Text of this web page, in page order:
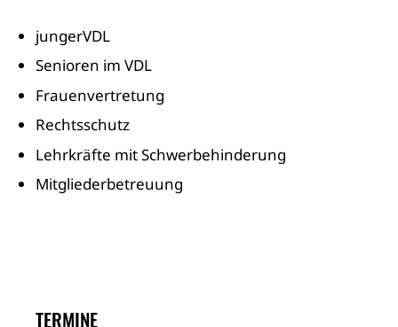
jungerVDL
Senioren im VDL
Frauenvertretung
Rechtsschutz
Lehrkräfte mit Schwerbehinderung
Mitgliederbetreuung
TERMINE